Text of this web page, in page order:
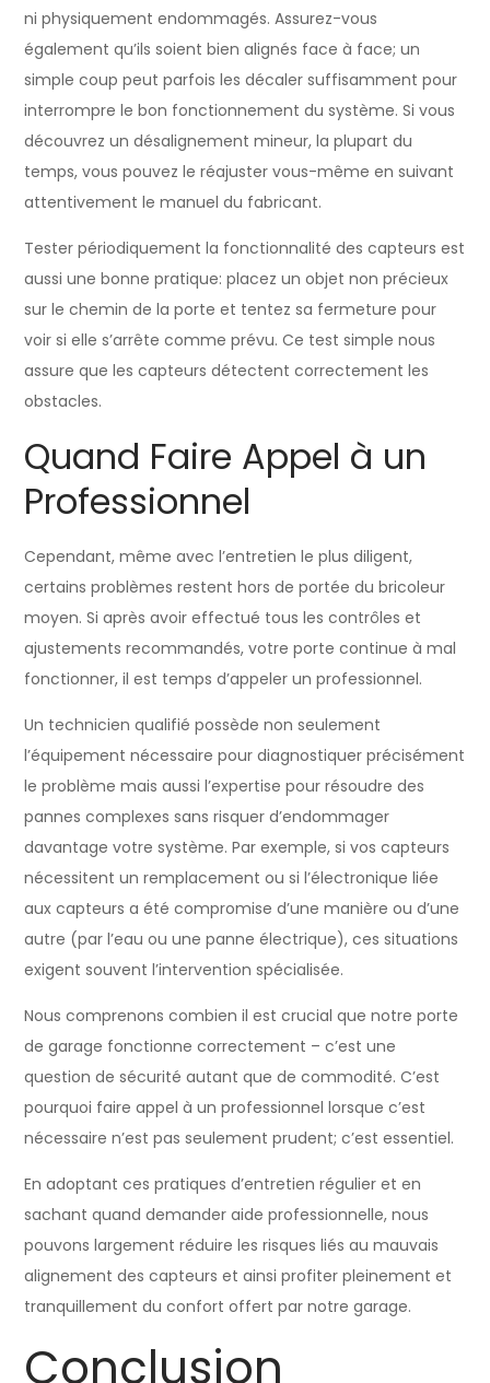
ni physiquement endommagés. Assurez-vous
également qu’ils soient bien alignés face à face; un
simple coup peut parfois les décaler suffisamment pour
interrompre le bon fonctionnement du système. Si vous
découvrez un désalignement mineur, la plupart du
temps, vous pouvez le réajuster vous-même en suivant
attentivement le manuel du fabricant.
Tester périodiquement la fonctionnalité des capteurs est
aussi une bonne pratique: placez un objet non précieux
sur le chemin de la porte et tentez sa fermeture pour
voir si elle s’arrête comme prévu. Ce test simple nous
assure que les capteurs détectent correctement les
obstacles.
Quand Faire Appel à un
Professionnel
Cependant, même avec l’entretien le plus diligent,
certains problèmes restent hors de portée du bricoleur
moyen. Si après avoir effectué tous les contrôles et
ajustements recommandés, votre porte continue à mal
fonctionner, il est temps d’appeler un professionnel.
Un technicien qualifié possède non seulement
l’équipement nécessaire pour diagnostiquer précisément
le problème mais aussi l’expertise pour résoudre des
pannes complexes sans risquer d’endommager
davantage votre système. Par exemple, si vos capteurs
nécessitent un remplacement ou si l’électronique liée
aux capteurs a été compromise d’une manière ou d’une
autre (par l’eau ou une panne électrique), ces situations
exigent souvent l’intervention spécialisée.
Nous comprenons combien il est crucial que notre porte
de garage fonctionne correctement – c’est une
question de sécurité autant que de commodité. C’est
pourquoi faire appel à un professionnel lorsque c’est
nécessaire n’est pas seulement prudent; c’est essentiel.
En adoptant ces pratiques d’entretien régulier et en
sachant quand demander aide professionnelle, nous
pouvons largement réduire les risques liés au mauvais
alignement des capteurs et ainsi profiter pleinement et
tranquillement du confort offert par notre garage.
Conclusion